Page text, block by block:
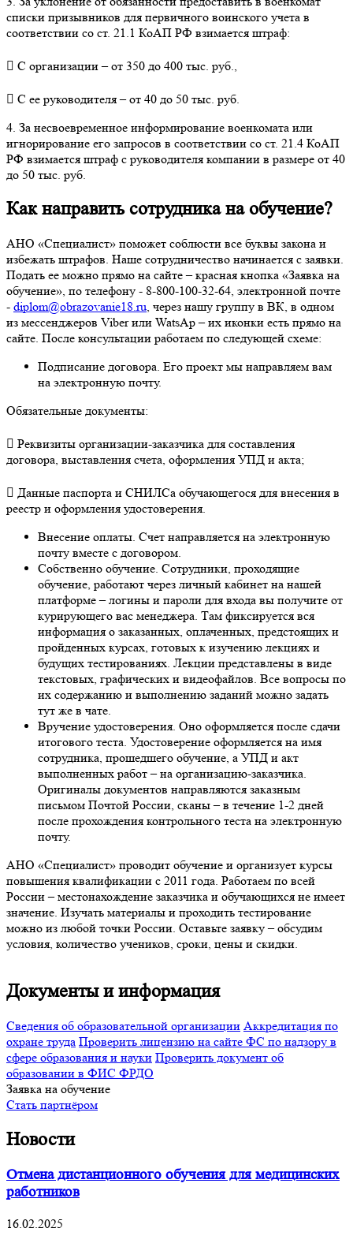
списки призывников для первичного воинского учета в
соответствии со ст. 21.1 КоАП РФ взимается штраф:
 С организации – от 350 до 400 тыс. руб.,
 С ее руководителя – от 40 до 50 тыс. руб.
4. За несвоевременное информирование военкомата или
игнорирование его запросов в соответствии со ст. 21.4 КоАП
РФ взимается штраф с руководителя компании в размере от 40
до 50 тыс. руб.
Как направить сотрудника на обучение?
АНО «Специалист» поможет соблюсти все буквы закона и
избежать штрафов. Наше сотрудничество начинается с заявки.
Подать ее можно прямо на сайте – красная кнопка «Заявка на
обучение», по телефону - 8-800-100-32-64, электронной почте
- diplom@obrazovanie18.ru, через нашу группу в ВК, в одном
из мессенджеров Viber или WatsAp – их иконки есть прямо на
сайте. После консультации работаем по следующей схеме:
Подписание договора. Его проект мы направляем вам
на электронную почту.
Обязательные документы:
 Реквизиты организации-заказчика для составления
договора, выставления счета, оформления УПД и акта;
 Данные паспорта и СНИЛСа обучающегося для внесения в
реестр и оформления удостоверения.
Внесение оплаты. Счет направляется на электронную
почту вместе с договором.
Собственно обучение. Сотрудники, проходящие
обучение, работают через личный кабинет на нашей
платформе – логины и пароли для входа вы получите от
курирующего вас менеджера. Там фиксируется вся
информация о заказанных, оплаченных, предстоящих и
пройденных курсах, готовых к изучению лекциях и
будущих тестированиях. Лекции представлены в виде
текстовых, графических и видеофайлов. Все вопросы по
их содержанию и выполнению заданий можно задать
тут же в чате.
Вручение удостоверения. Оно оформляется после сдачи
итогового теста. Удостоверение оформляется на имя
сотрудника, прошедшего обучение, а УПД и акт
выполненных работ – на организацию-заказчика.
Оригиналы документов направляются заказным
письмом Почтой России, сканы – в течение 1-2 дней
после прохождения контрольного теста на электронную
почту.
АНО «Специалист» проводит обучение и организует курсы
повышения квалификации с 2011 года. Работаем по всей
России – местонахождение заказчика и обучающихся не имеет
значение. Изучать материалы и проходить тестирование
можно из любой точки России. Оставьте заявку – обсудим
условия, количество учеников, сроки, цены и скидки.
Документы и информация
Сведения об образовательной организации Аккредитация по
охране труда Проверить лицензию на сайте ФС по надзору в
сфере образования и науки Проверить документ об
образовании в ФИС ФРДО
Заявка на обучение
Стать партнёром
Новости
Отмена дистанционного обучения для медицинских
работников
16.02.2025